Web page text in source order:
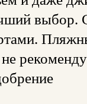
выбор.
не